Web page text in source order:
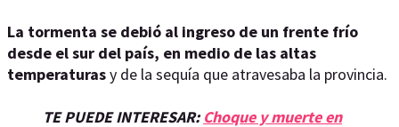
La tormenta se debió al ingreso de un frente frío
desde el sur del país, en medio de las altas
temperaturasy de la sequía que atravesaba la provincia.
TE PUEDE INTERESAR:Choque y muerte en